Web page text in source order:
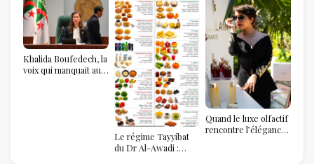
Khalida Boufedech, la
voix qui manquait au
Le régime Tayyibat
du Dr Al-Awadi :
Quand le luxe olfactif
rencontre l’élégance